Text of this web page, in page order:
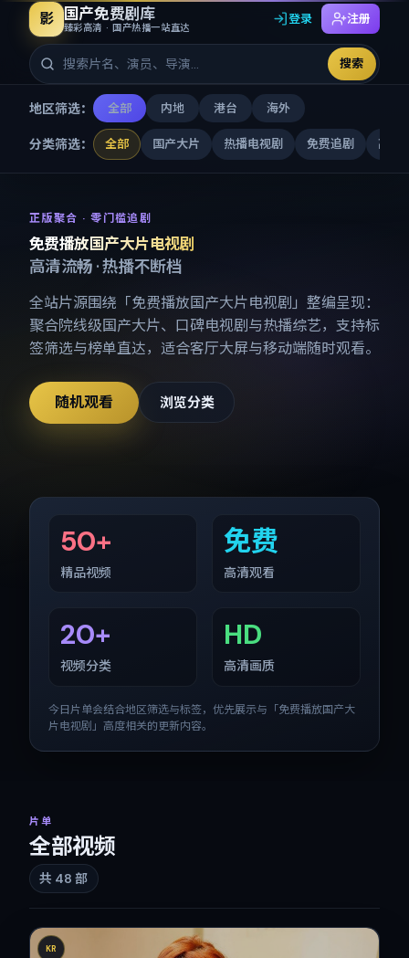
影 国产免费剧库
臻彩高清 · 国产热播一站直达
搜索
登录 注册
地区筛选： 全部 内地 港台 海外
分类筛选： 全部 国产大片 热播电视剧 免费追剧 高清
正版聚合 · 零门槛追剧
免费播放国产大片电视剧
高清流畅 · 热播不断档
全站片源围绕「免费播放国产大片电视剧 」整编呈现：
聚合院线级国产大片、口碑电视剧与热播综艺，支持标
签筛选与榜单直达，适合客厅大屏与移动端随时观看。
随机观看 浏览分类
50+
精品视频
免费
高清观看
20+
视频分类
HD
高清画质
今日片单会结合地区筛选与标签，优先展示与「免费播放国产大
片电视剧 」高度相关的更新内容。
片单
全部视频
共 48 部
KR